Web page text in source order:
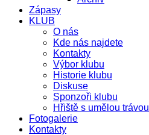
Zápasy
KLUB
O nás
Kde nás najdete
Kontakty
Výbor klubu
Historie klubu
Diskuse
Sponzoři klubu
Hřiště s umělou trávou
Fotogalerie
Kontakty